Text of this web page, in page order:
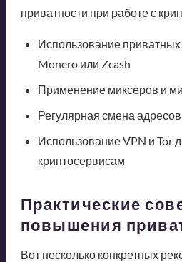
приватности при работе с
Использование приватных
Monero или Zcash
Применение миксеров и
Регулярная смена
Использование VPN и Tor
криптосервисам
Практические
повышения
Вот несколько конкретных